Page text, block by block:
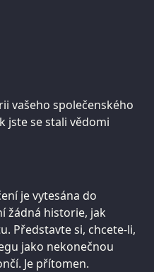
vašeho společenského
jste se stali vědomi
je vytesána do
žádná historie, jak
Představte si, chcete-li,
jako nekonečnou
Je přítomen.